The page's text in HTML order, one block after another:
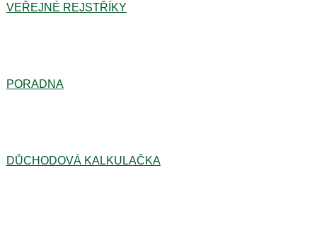
VEŘEJNÉ REJSTŘÍKY
PORADNA
DŮCHODOVÁ KALKULAČKA